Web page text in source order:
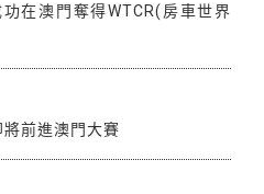
在澳門奪得WTCR(房車世界
前進澳門大賽